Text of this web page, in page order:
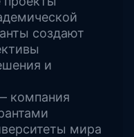
создают
и
компания
мира